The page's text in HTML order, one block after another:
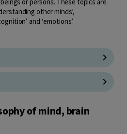
other minds’,
and ‘emotions’.
of mind, brain